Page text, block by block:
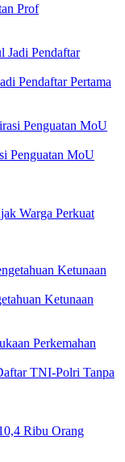
Prof
Pendaftar Pertama
Penguatan MoU
Warga Perkuat
Ketunaan
TNI-Polri Tanpa
Ribu Orang